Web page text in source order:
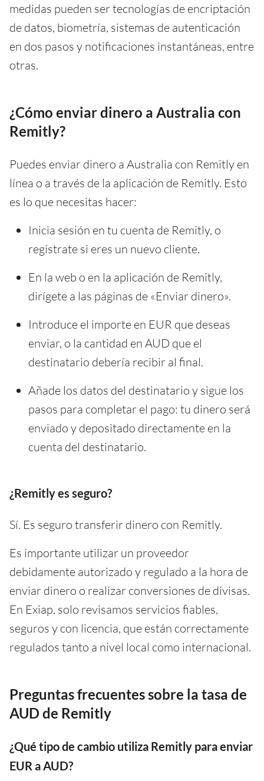
medidas pueden ser tecnologías de encriptación
de datos, biometría, sistemas de autenticación
en dos pasos y notificaciones instantáneas, entre
otras.
¿Cómo enviar dinero a Australia con
Remitly?
Puedes enviar dinero a Australia con Remitly en
línea o a través de la aplicación de Remitly. Esto
es lo que necesitas hacer:
Inicia sesión en tu cuenta de Remitly, o
regístrate si eres un nuevo cliente.
En la web o en la aplicación de Remitly,
dirígete a las páginas de «Enviar dinero».
Introduce el importe en EUR que deseas
enviar, o la cantidad en AUD que el
destinatario debería recibir al final.
Añade los datos del destinatario y sigue los
pasos para completar el pago: tu dinero será
enviado y depositado directamente en la
cuenta del destinatario.
¿Remitly es seguro?
Sí. Es seguro transferir dinero con Remitly.
Es importante utilizar un proveedor
debidamente autorizado y regulado a la hora de
enviar dinero o realizar conversiones de divisas.
En Exiap, solo revisamos servicios fiables,
seguros y con licencia, que están correctamente
regulados tanto a nivel local como internacional.
Preguntas frecuentes sobre la tasa de
AUD de Remitly
¿Qué tipo de cambio utiliza Remitly para enviar
EUR a AUD?